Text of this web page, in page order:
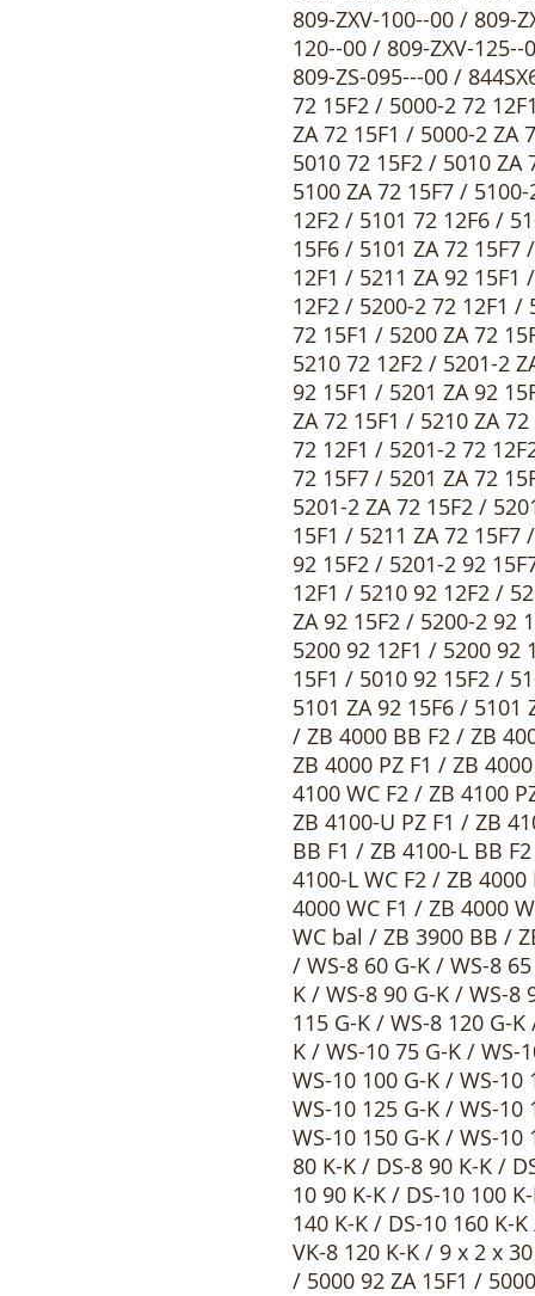
809-ZXV-100--00 / 809-
120--00 / 809-ZXV-
809-ZS-095---00 /
72 15F2 / 5000-2 72
ZA 72 15F1 / 5000-2 ZA
5010 72 15F2 / 5010 ZA
5100 ZA 72 15F7 /
12F2 / 5101 72 12F6 /
15F6 / 5101 ZA 72
12F1 / 5211 ZA 92
12F2 / 5200-2 72 12F1 /
72 15F1 / 5200 ZA 72
5210 72 12F2 / 5201-2
92 15F1 / 5201 ZA 92
ZA 72 15F1 / 5210 ZA
72 12F1 / 5201-2 72
72 15F7 / 5201 ZA 72
5201-2 ZA 72 15F2 /
15F1 / 5211 ZA 72
92 15F2 / 5201-2 92
12F1 / 5210 92 12F2 /
ZA 92 15F2 / 5200-2 92
5200 92 12F1 / 5200 92
15F1 / 5010 92 15F2 /
5101 ZA 92 15F6 / 5101
/ ZB 4000 BB F2 / ZB
ZB 4000 PZ F1 / ZB
4100 WC F2 / ZB 4100
ZB 4100-U PZ F1 / ZB
BB F1 / ZB 4100-L BB
4100-L WC F2 / ZB
4000 WC F1 / ZB 4000
WC bal / ZB 3900 BB /
/ WS-8 60 G-K / WS-8
K / WS-8 90 G-K / WS-8
115 G-K / WS-8 120 G-
K / WS-10 75 G-K / WS-
WS-10 100 G-K / WS-10
WS-10 125 G-K / WS-10
WS-10 150 G-K / WS-10
80 K-K / DS-8 90 K-K /
10 90 K-K / DS-10 100
140 K-K / DS-10 160 K-
VK-8 120 K-K / 9 x 2 x
/ 5000 92 ZA 15F1 /